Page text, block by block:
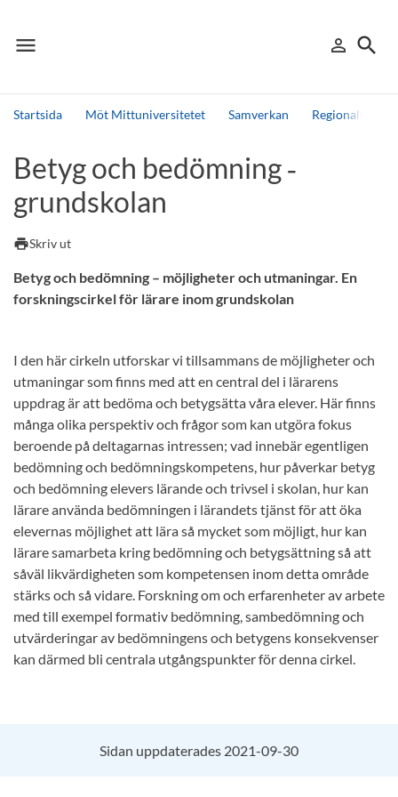
menu
Meny person_outline
Logga in
search
Sök
Startsida Möt Mittuniversitetet Samverkan Regionalt
Andra söktjänster
Detta är vår testmiljö - endast testdata
Betyg och bedömning ‑
grundskolan
printSkriv ut
Betyg och bedömning – möjligheter och utmaningar. En
forskningscirkel för lärare inom grundskolan
I den här cirkeln utforskar vi tillsammans de möjligheter och
utmaningar som finns med att en central del i lärarens
uppdrag är att bedöma och betygsätta våra elever. Här finns
många olika perspektiv och frågor som kan utgöra fokus
beroende på deltagarnas intressen; vad innebär egentligen
bedömning och bedömningskompetens, hur påverkar betyg
och bedömning elevers lärande och trivsel i skolan, hur kan
lärare använda bedömningen i lärandets tjänst för att öka
elevernas möjlighet att lära så mycket som möjligt, hur kan
lärare samarbeta kring bedömning och betygsättning så att
såväl likvärdigheten som kompetensen inom detta område
stärks och så vidare. Forskning om och erfarenheter av arbete
med till exempel formativ bedömning, sambedömning och
utvärderingar av bedömningens och betygens konsekvenser
kan därmed bli centrala utgångspunkter för denna cirkel.
Sidan uppdaterades 2021-09-30